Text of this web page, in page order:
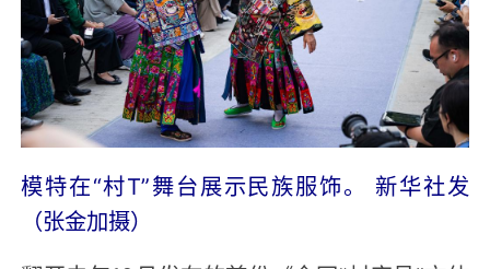
模特在“村T”舞台展示民族服饰。 新华社发
（张金加摄）